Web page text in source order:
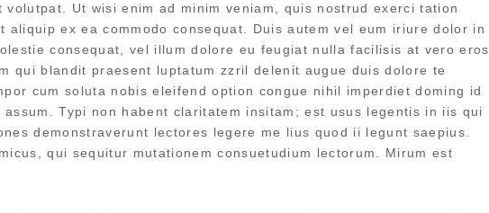
Ut wisi enim ad minim veniam, quis nostrud exerci tation
ex ea commodo consequat. Duis autem vel eum iriure dolor in
consequat, vel illum dolore eu feugiat nulla facilisis at vero eros
qui blandit praesent luptatum zzril delenit augue duis dolore te
cum soluta nobis eleifend option congue nihil imperdiet doming id
Typi non habent claritatem insitam; est usus legentis in iis qui
demonstraverunt lectores legere me lius quod ii legunt saepius.
qui sequitur mutationem consuetudium lectorum. Mirum est